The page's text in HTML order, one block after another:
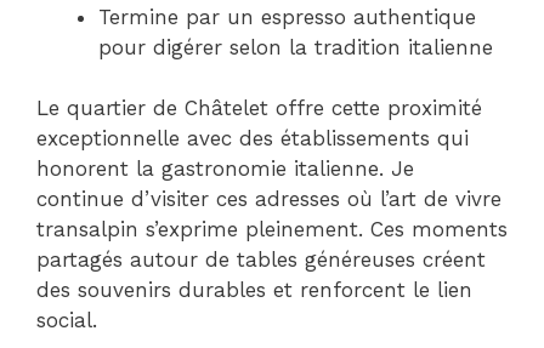
Termine par un espresso authentique
pour digérer selon la tradition italienne
Le quartier de Châtelet offre cette proximité
exceptionnelle avec des établissements qui
honorent la gastronomie italienne. Je
continue d’visiter ces adresses où l’art de vivre
transalpin s’exprime pleinement. Ces moments
partagés autour de tables généreuses créent
des souvenirs durables et renforcent le lien
social.